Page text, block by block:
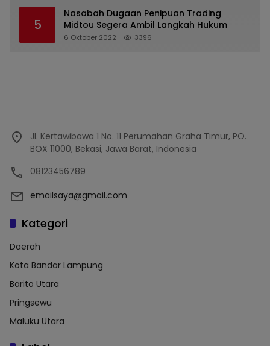
5
Nasabah Dugaan Penipuan Trading
Midtou Segera Ambil Langkah Hukum
6 Oktober 2022 3396
Jl. Kertawibawa 1 No. 11 Perumahan Graha Timur, PO.
BOX 11000, Bekasi, Jawa Barat, Indonesia
08123456789
emailsaya@gmail.com
Kategori
Daerah
Kota Bandar Lampung
Barito Utara
Pringsewu
Maluku Utara